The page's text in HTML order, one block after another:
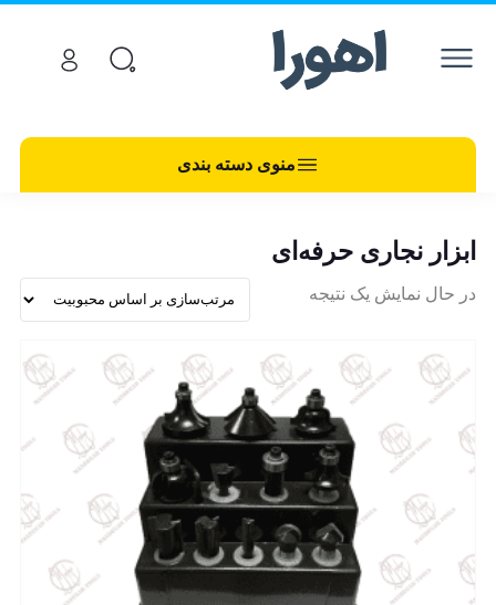
منوی دسته بندی
ابزار نجاری حرفه‌ای
در حال نمایش یک نتیجه